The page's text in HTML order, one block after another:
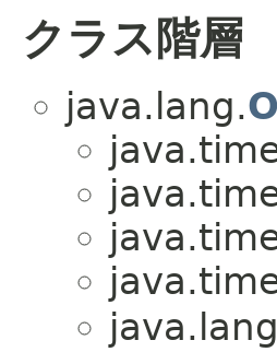
クラス階層
java.lang.